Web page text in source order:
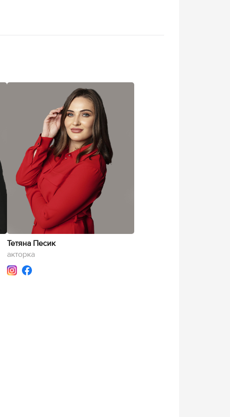
Тетяна Песик
акторка